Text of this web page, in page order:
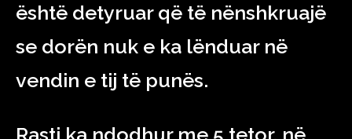
është detyruar që të nënshkruajë
se dorën nuk e ka lënduar në
vendin e tij të punës.
Rasti ka ndodhur me 5 tetor, në